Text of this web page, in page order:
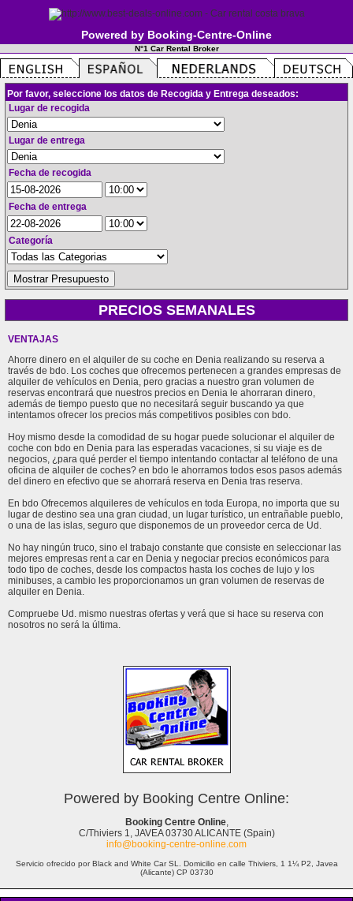
Powered by Booking-Centre-Online
N°1 Car Rental Broker
Por favor, seleccione los datos de Recogida y Entrega deseados:
Lugar de recogida
Lugar de entrega
Fecha de recogida
Fecha de entrega
Categoría
PRECIOS SEMANALES
VENTAJAS
Ahorre dinero en el alquiler de su coche en Denia realizando su reserva a
través de bdo. Los coches que ofrecemos pertenecen a grandes empresas de
alquiler de vehículos en Denia, pero gracias a nuestro gran volumen de
reservas encontrará que nuestros precios en Denia le ahorraran dinero,
además de tiempo puesto que no necesitará seguir buscando ya que
intentamos ofrecer los precios más competitivos posibles con bdo.
Hoy mismo desde la comodidad de su hogar puede solucionar el alquiler de
coche con bdo en Denia para las esperadas vacaciones, si su viaje es de
negocios, ¿para qué perder el tiempo intentando contactar al teléfono de una
oficina de alquiler de coches? en bdo le ahorramos todos esos pasos además
del dinero en efectivo que se ahorrará reserva en Denia tras reserva.
En bdo Ofrecemos alquileres de vehículos en toda Europa, no importa que su
lugar de destino sea una gran ciudad, un lugar turístico, un entrañable pueblo,
o una de las islas, seguro que disponemos de un proveedor cerca de Ud.
No hay ningún truco, sino el trabajo constante que consiste en seleccionar las
mejores empresas rent a car en Denia y negociar precios económicos para
todo tipo de coches, desde los compactos hasta los coches de lujo y los
minibuses, a cambio les proporcionamos un gran volumen de reservas de
alquiler en Denia.
Compruebe Ud. mismo nuestras ofertas y verá que si hace su reserva con
nosotros no será la última.
Powered by Booking Centre Online:
Booking Centre Online,
C/Thiviers 1, JAVEA 03730 ALICANTE (Spain)
info@booking-centre-online.com
Servicio ofrecido por Black and White Car SL. Domicilio en calle Thiviers, 1 1¼ P2, Javea
(Alicante) CP 03730